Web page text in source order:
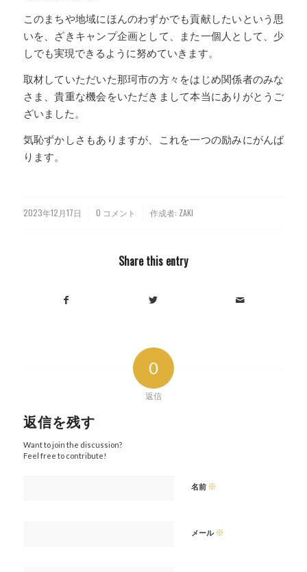
このまちや地域にほんのわずかでも貢献したいという思
いを、ざきキャンプ企画として、また一個人として、少
しでも実現できるように努めていきます。
取材していただいた那珂市の方々をはじめ関係者のみな
さま、貴重な機会をいただきまして本当にありがとうご
ざいました。
気恥ずかしさもありますが、これを一つの励みにがんば
ります。
2023年12月17日 0 コメント
/ 作成者: ZAKI
Share this entry
0
返信
返信を残す
Want to join the discussion?
Feel free to contribute!
名前 ※
メール ※